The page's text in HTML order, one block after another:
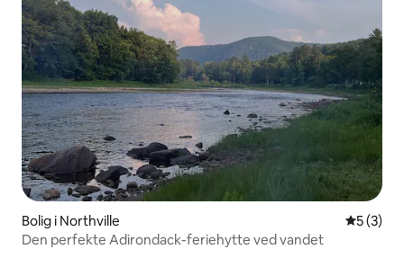
Bolig i Northville 5 ud af 5
5 (3)
Den perfekte Adirondack-feriehytte ved vandet